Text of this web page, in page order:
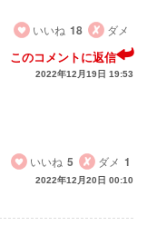
いいね 18 ダメ
このコメントに返信
2022年12月19日 19:53
いいね 5 ダメ 1
2022年12月20日 00:10